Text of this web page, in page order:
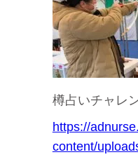
樽占いチャ
https://
content/